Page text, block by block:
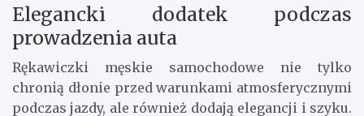
Elegancki dodatek podczas
prowadzenia auta
Rękawiczki męskie samochodowe nie tylko
chronią dłonie przed warunkami atmosferycznymi
podczas jazdy, ale również dodają elegancji i szyku.